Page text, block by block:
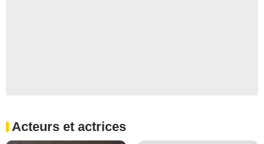
Acteurs et actrices